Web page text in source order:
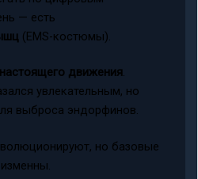
— есть
(EMS-костюмы).
настоящего движения.
увлекательным, но
выброса эндорфинов.
но базовые